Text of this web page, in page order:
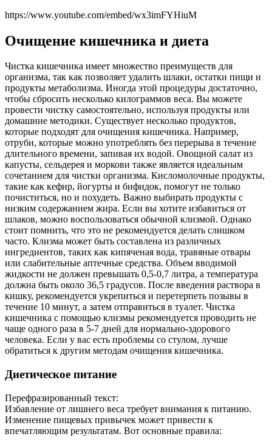
https://www.youtube.com/embed/wx3imFYHiuM
Очищение кишечника и диета
Чистка кишечника имеет множество преимуществ для
организма, так как позволяет удалить шлаки, остатки пищи и
продукты метаболизма. Иногда этой процедуры достаточно,
чтобы сбросить несколько килограммов веса. Вы можете
провести чистку самостоятельно, используя продукты или
домашние методики. Существует несколько продуктов,
которые подходят для очищения кишечника. Например,
отруби, которые можно употреблять без перерыва в течение
длительного времени, запивая их водой. Овощной салат из
капусты, сельдерея и моркови также является идеальным
сочетанием для чистки организма. Кисломолочные продукты,
такие как кефир, йогурты и бифидок, помогут не только
почиститься, но и похудеть. Важно выбирать продукты с
низким содержанием жира. Если вы хотите избавиться от
шлаков, можно воспользоваться обычной клизмой. Однако
стоит помнить, что это не рекомендуется делать слишком
часто. Клизма может быть составлена из различных
ингредиентов, таких как кипяченая вода, травяные отвары
или слабительные аптечные средства. Объем вводимой
жидкости не должен превышать 0,5-0,7 литра, а температура
должна быть около 36,5 градусов. После введения раствора в
кишку, рекомендуется укрепиться и перетерпеть позывы в
течение 10 минут, а затем отправиться в туалет. Чистка
кишечника с помощью клизмы рекомендуется проводить не
чаще одного раза в 5-7 дней для нормально-здорового
человека. Если у вас есть проблемы со стулом, лучше
обратиться к другим методам очищения кишечника.
Диетическое питание
Перефразированный текст:
Избавление от лишнего веса требует внимания к питанию.
Изменение пищевых привычек может привести к
впечатляющим результатам. Вот основные правила: